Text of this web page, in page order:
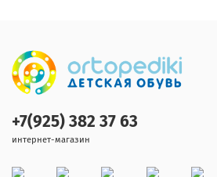
+7(925) 382 37 63
интернет-магазин